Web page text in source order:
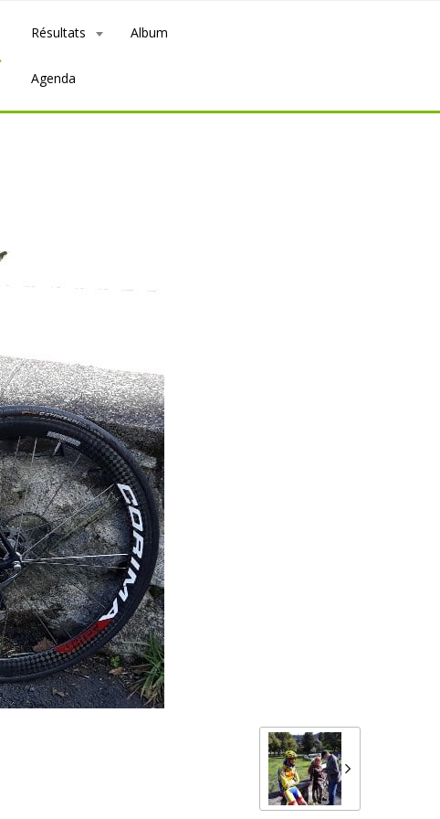
Résultats Album
Agenda